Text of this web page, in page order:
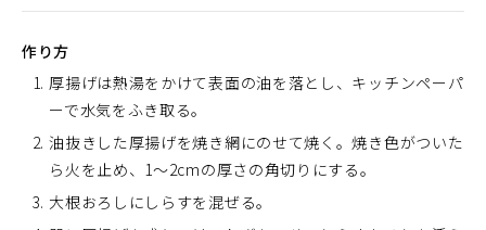
作り方
厚揚げは熱湯をかけて表面の油を落とし、キッチンペーパ
ーで水気をふき取る。
油抜きした厚揚げを焼き網にのせて焼く。焼き色がついた
ら火を止め、1～2cmの厚さの角切りにする。
大根おろしにしらすを混ぜる。